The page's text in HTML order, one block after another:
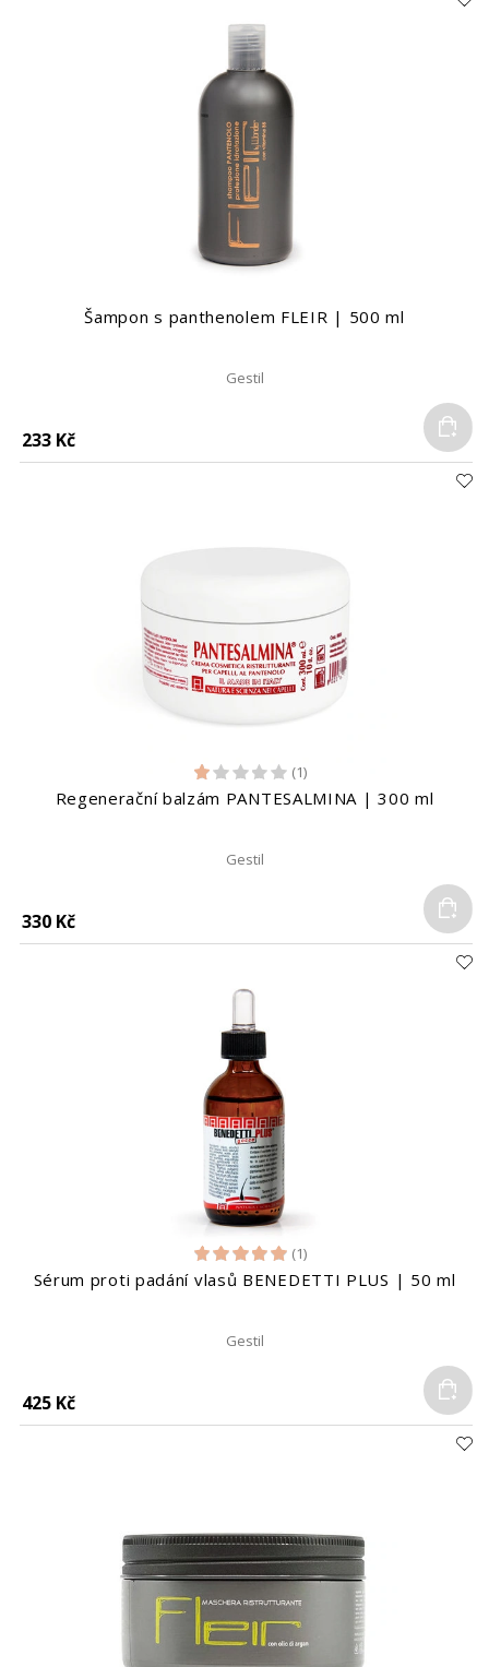
Šampon s panthenolem FLEIR | 500 ml
Gestil
233 Kč
(1)
Regenerační balzám PANTESALMINA | 300 ml
Gestil
330 Kč
(1)
Sérum proti padání vlasů BENEDETTI PLUS | 50 ml
Gestil
425 Kč